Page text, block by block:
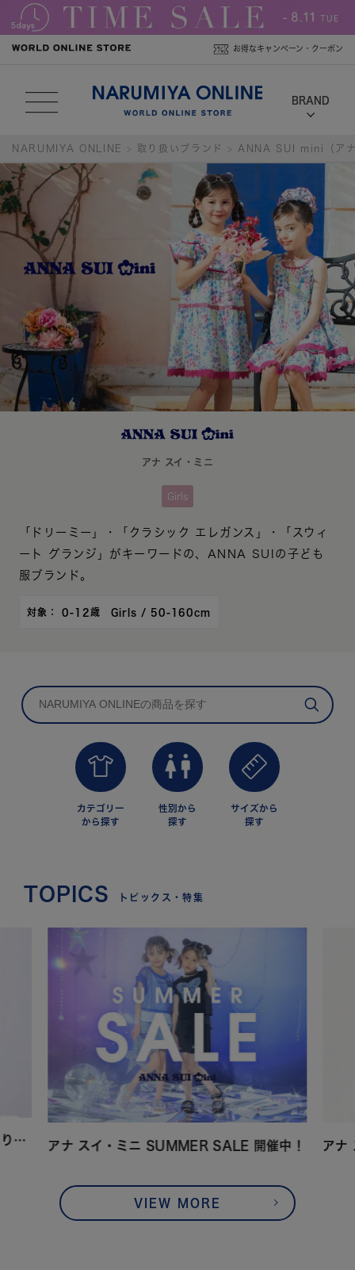
お得なキャンペーン・クーポン
NARUMIYA ONLINE 取り扱いブランド ANNA SUI mini（ア
アナ スイ・ミニ
Girls
「ドリーミー」・「クラシック エレガンス」・「スウィ
ート グランジ」がキーワードの、ANNA SUIの子ども
服ブランド。
対象： 0-12歳 Girls / 50-160cm
カテゴリー
から探す
性別から
探す
サイズから
探す
TOPICS トピックス・特集
アナ スイ・ミニ 暑さから守る「ひんやりアイテム」 アナ スイ・ミニ SUMMER SALE 開催中！ アナ
VIEW MORE